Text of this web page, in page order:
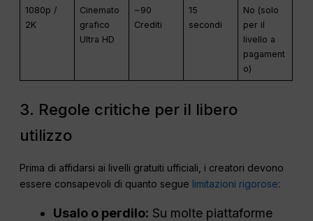
1080p /
2K
Cinemato
grafico
Ultra HD
~90
Crediti
15
secondi
No (solo
per il
livello a
pagament
o)
3. Regole critiche per il libero
utilizzo
Prima di affidarsi ai livelli gratuiti ufficiali, i creatori devono
essere consapevoli di quanto segue limitazioni rigorose:
Usalo o perdilo: Su molte piattaforme